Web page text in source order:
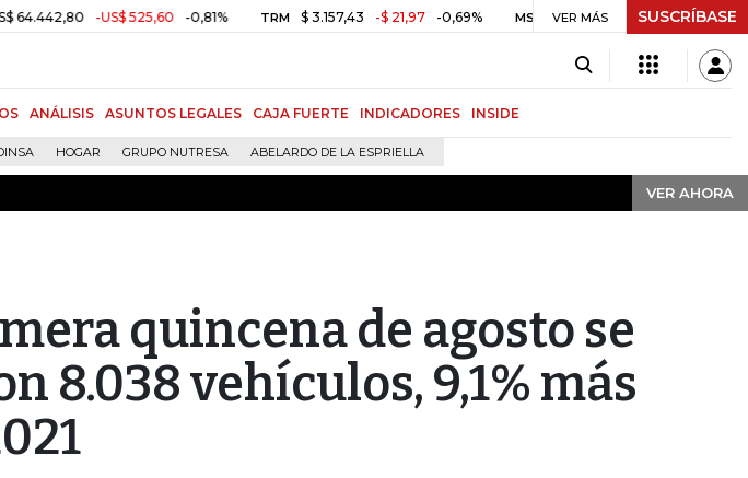
-US$ 525,60 -0,81% TRM $ 3.157,43 -$ 21,97 -0,69% MSCI COLCAP 2.350,94 +6,13 +0,26%
VER MÁS SUSCRÍBASE
ANÁLISIS ASUNTOS LEGALES CAJA FUERTE INDICADORES INSIDE
HOGAR GRUPO NUTRESA ABELARDO DE LA ESPRIELLA
VER AHORA
VER AHORA
quincena de agosto se
8.038 vehículos, 9,1% más